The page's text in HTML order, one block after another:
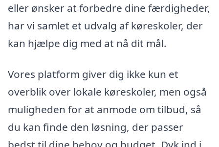
eller ønsker at forbedre dine færdigheder,
har vi samlet et udvalg af køreskoler, der
kan hjælpe dig med at nå dit mål.
Vores platform giver dig ikke kun et
overblik over lokale køreskoler, men også
muligheden for at anmode om tilbud, så
du kan finde den løsning, der passer